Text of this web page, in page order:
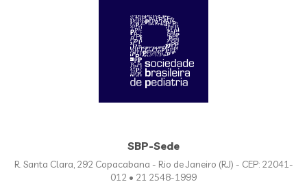
SBP-Sede
R. Santa Clara, 292 Copacabana - Rio de Janeiro (RJ) - CEP: 22041-
012 • 21 2548-1999